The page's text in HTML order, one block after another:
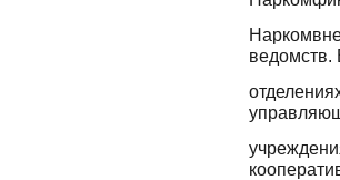
ведомств.